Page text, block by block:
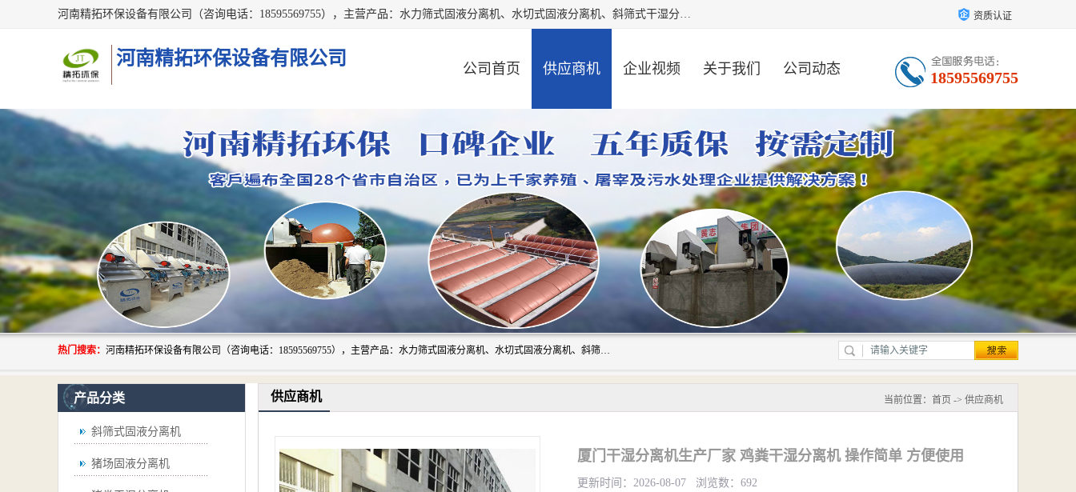
河南精拓环保设备有限公司（咨询电话：18595569755），主营产品：水力筛式固液分离机、水切式固液分离机、斜筛式干湿分离机、养猪场固液分离机、斜筛式固液分离机、屠宰场固液分离机、猪场干湿分离机等。公司从事固液分离设备及配套沼气池的研发、设计、销售与施工，并提供污水处理整体解决方案。 资质认证
河南精拓环保设备有限公司 公司首页 供应商机 企业视频 关于我们 公司动态 18595569755
热门搜索： 河南精拓环保设备有限公司（咨询电话：18595569755），主营产品：水力筛式固液分离机、水切式固液分离机、斜筛式干湿分离机、养猪场固液分离机、斜筛式固液分离机、屠宰场固液分离机、猪场干湿分离机等。公司从事固液分离设备及配套沼气池的研发、设计、销售与施工，并提供污水处理整体解决方案。
产品分类
斜筛式固液分离机
猪场固液分离机
供应商机 当前位置： 首页 -> 供应商机
厦门干湿分离机生产厂家 鸡粪干湿分离机 操作简单 方便使用
更新时间：2026-08-07 浏览数：692